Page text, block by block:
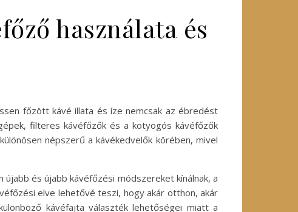
használata és
főzött kávé illata és íze nemcsak az ébredést
filteres kávéfőzők és a kotyogós kávéfőzők
népszerű a kávékedvelők körében, mivel
és újabb kávéfőzési módszereket kínálnak, a
elve lehetővé teszi, hogy akár otthon, akár
kávéfajta választék lehetőségei miatt a